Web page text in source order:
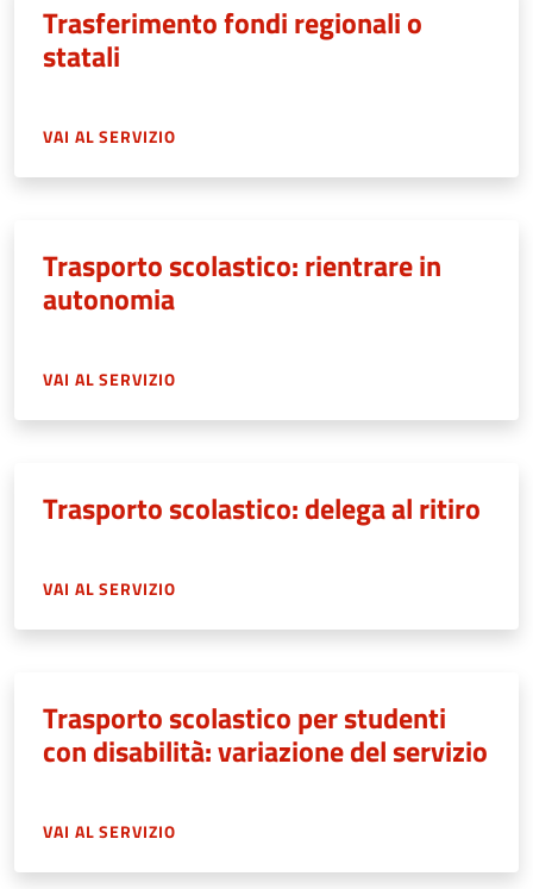
Trasferimento fondi regionali o
statali
VAI AL SERVIZIO
Trasporto scolastico: rientrare in
autonomia
VAI AL SERVIZIO
Trasporto scolastico: delega al ritiro
VAI AL SERVIZIO
Trasporto scolastico per studenti
con disabilità: variazione del servizio
VAI AL SERVIZIO